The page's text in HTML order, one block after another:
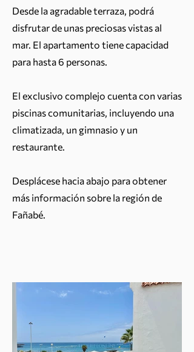
Desde la agradable terraza, podrá
disfrutar de unas preciosas vistas al
mar. El apartamento tiene capacidad
para hasta 6 personas.
El exclusivo complejo cuenta con varias
piscinas comunitarias, incluyendo una
climatizada, un gimnasio y un
restaurante.
Desplácese hacia abajo para obtener
más información sobre la región de
Fañabé.